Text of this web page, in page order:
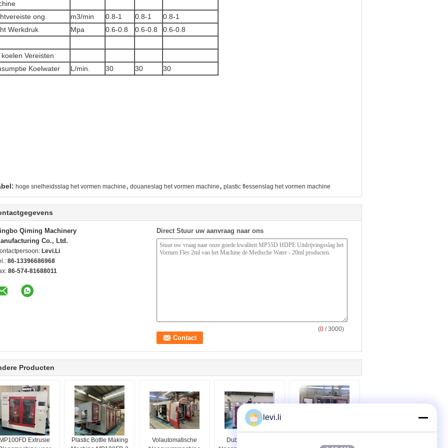
ong. m3/min 0.8-1 0.8-1
0.8-1
Werkdruk
Mpa 0.6-0.8 0.6-0.8 0.6-0.8
koelen Vereisten
Koelwater
L/min. 30 30 30
hoge snelheidsslag het vormen machine, douaneslag het vormen machine, plastic flessenslag het vormen machine
Qiming Machinery
Co., Ltd.
Levi.Li
86-13396686968
86-574-81688011
Direct Stuur uw aanvraag naar ons
(0 / 3000)
Producten
MP100FD Extrusie
Plastic Bottle Making
Volautomatische
Dubbele stations
levi.li